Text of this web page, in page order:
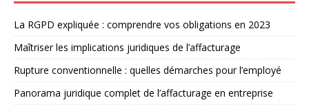
La RGPD expliquée : comprendre vos obligations en 2023
Maîtriser les implications juridiques de l’affacturage
Rupture conventionnelle : quelles démarches pour l’employé
Panorama juridique complet de l’affacturage en entreprise